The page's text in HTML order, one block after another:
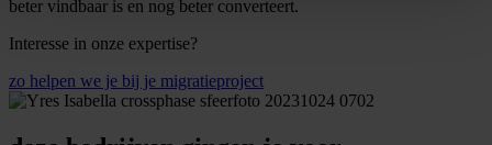
beter vindbaar is en nog beter converteert.
Interesse in onze expertise?
zo helpen we je bij je migratieproject